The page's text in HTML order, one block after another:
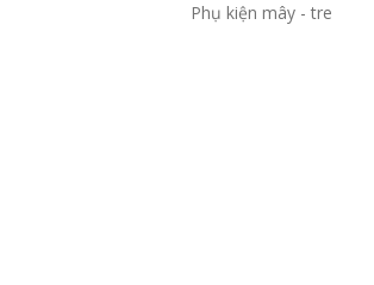
Phụ kiện mây - tre